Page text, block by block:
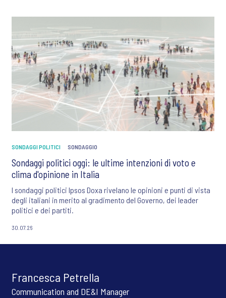
SONDAGGI POLITICI SONDAGGIO
Sondaggi politici oggi: le ultime intenzioni di voto e
clima d'opinione in Italia
I sondaggi politici Ipsos Doxa rivelano le opinioni e punti di vista
degli italiani in merito al gradimento del Governo, dei leader
politici e dei partiti.
30.07.26
Francesca Petrella
Communication and DE&I Manager